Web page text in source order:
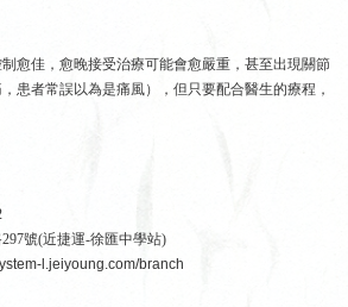
愈佳，愈晚接受治療可能會愈嚴重，甚至出現關節
患者常誤以為是痛風），但只要配合醫生的療程，
號(近捷運-徐匯中學站)
l.jeiyoung.com/branch